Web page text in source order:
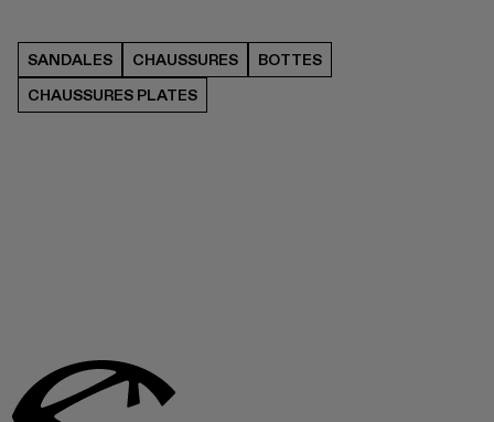
SANDALES CHAUSSURES
BOTTES
CHAUSSURES PLATES